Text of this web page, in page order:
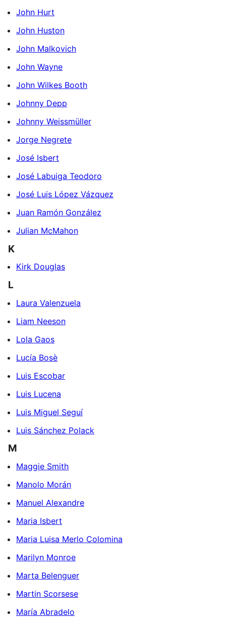
John Hurt
John Huston
John Malkovich
John Wayne
John Wilkes Booth
Johnny Depp
Johnny Weissmüller
Jorge Negrete
José Isbert
José Labuiga Teodoro
José Luis López Vázquez
Juan Ramón González
Julian McMahon
K
Kirk Douglas
L
Laura Valenzuela
Liam Neeson
Lola Gaos
Lucía Bosè
Luis Escobar
Luis Lucena
Luis Miguel Seguí
Luis Sánchez Polack
M
Maggie Smith
Manolo Morán
Manuel Alexandre
Maria Isbert
Maria Luisa Merlo Colomina
Marilyn Monroe
Marta Belenguer
Martin Scorsese
María Abradelo